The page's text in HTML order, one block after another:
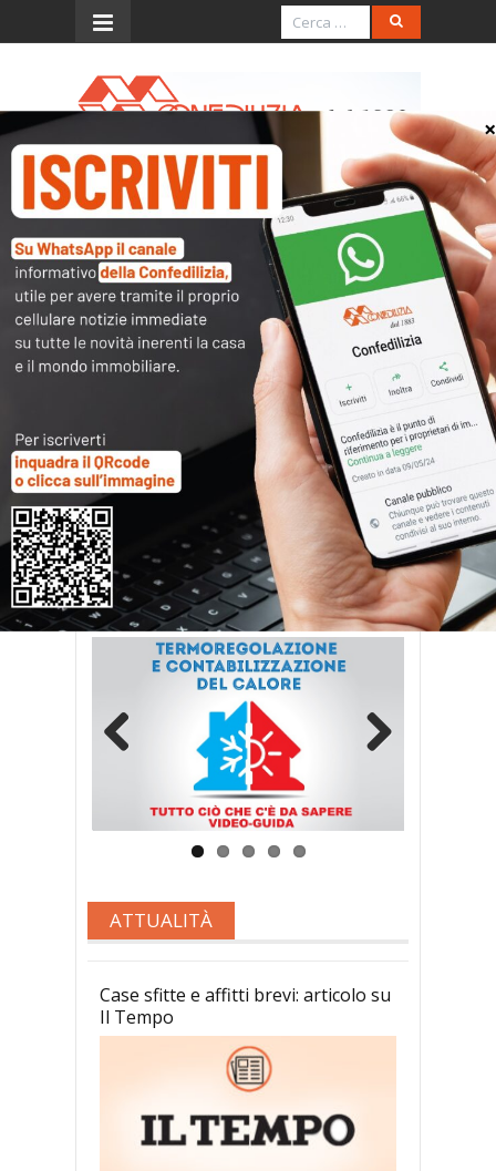
Menu
Confederazione
italiana proprietà
edilizia
Il punto di riferimento per tutte le questioni che
riguardano la
immobili
in genere:
compravendite
IN PRIMO PIANO
ATTUALITÀ
Case sfitte e affitti brevi: articolo su
Il Tempo